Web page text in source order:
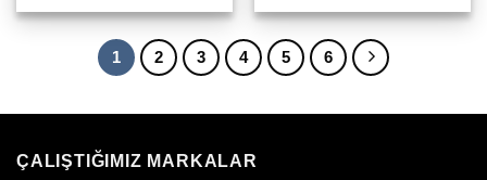
1 2 3 4 5 6
ÇALIŞTIĞIMIZ MARKALAR